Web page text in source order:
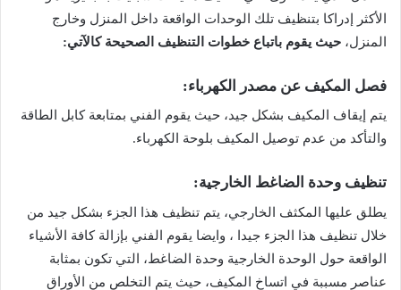
الأكثر إدراكا بتنظيف تلك الوحدات الواقعة داخل المنزل وخارج
المنزل، حيث يقوم باتباع خطوات التنظيف الصحيحة كالآتي:
فصل المكيف عن مصدر الكهرباء:
يتم إيقاف المكيف بشكل جيد، حيث يقوم الفني بمتابعة كابل الطاقة
والتأكد من عدم توصيل المكيف بلوحة الكهرباء.
تنظيف وحدة الضاغط الخارجية:
يطلق عليها المكثف الخارجي، يتم تنظيف هذا الجزء بشكل جيد من
خلال تنظيف هذا الجزء جيدا ، وايضا يقوم الفني بإزالة كافة الأشياء
الواقعة حول الوحدة الخارجية وحدة الضاغط، التي تكون بمثابة
عناصر مسببة في اتساخ المكيف، حيث يتم التخلص من الأوراق